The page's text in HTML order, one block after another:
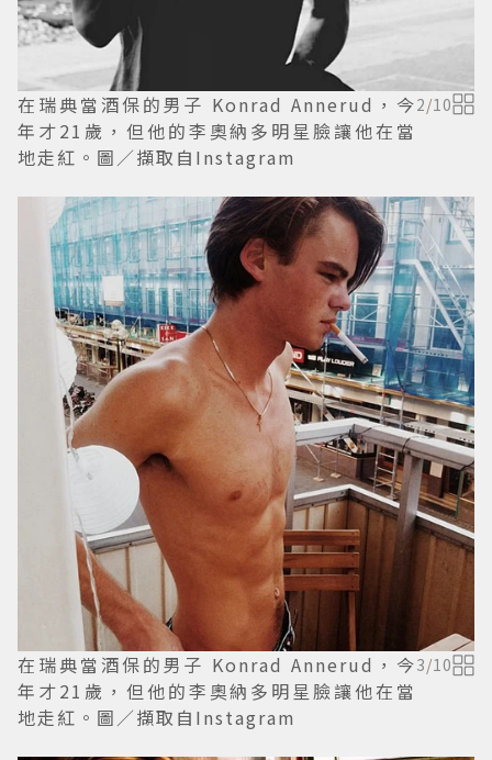
在瑞典當酒保的男子 Konrad Annerud，今
年才21歲，但他的李奧納多明星臉讓他在當
地走紅。圖／擷取自Instagram
2/10
在瑞典當酒保的男子 Konrad Annerud，今
年才21歲，但他的李奧納多明星臉讓他在當
地走紅。圖／擷取自Instagram
3/10